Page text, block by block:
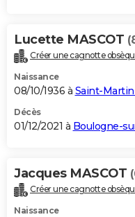
Lucette MASCOT
Créer une cagnotte
Naissance
08/10/1936 à Saint-
Décès
01/12/2021 à Boulogne-
Jacques MASCOT
Créer une cagnotte
Naissance